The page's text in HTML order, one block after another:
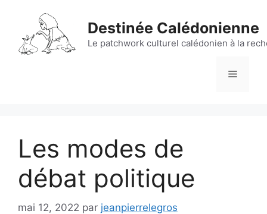
contenu
Destinée Calédonienne
Le patchwork culturel calédonien à la
Menu
Les modes de
débat politique
mai 12, 2022 par jeanpierrelegros